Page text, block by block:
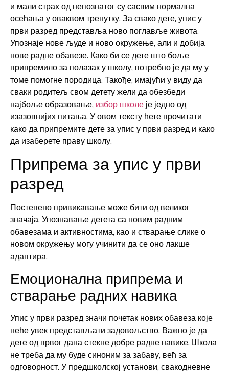
и мали страх од непознатог су сасвим нормална
осећања у оваквом тренутку. За свако дете, упис у
први разред представља ново поглавље живота.
Упознаје нове људе и ново окружење, али и добија
нове радне обавезе. Како би се дете што боље
припремило за полазак у школу, потребно је да му у
томе помогне породица. Такође, имајући у виду да
сваки родитељ свом детету жели да обезбеди
најбоље образовање, избор школе је једно од
изазовнијих питања. У овом тексту ћете прочитати
како да припремите дете за упис у први разред и како
да изаберете праву школу.
Припрема за упис у први
разред
Постепено привикавање може бити од великог
значаја. Упознавање детета са новим радним
обавезама и активностима, као и стварање слике о
новом окружењу могу учинити да се оно лакше
адаптира.
Емоционална припрема и
стварање радних навика
Упис у први разред значи почетак нових обавеза које
неће увек представљати задовољство. Важно је да
дете од првог дана стекне добре радне навике. Школа
не треба да му буде синоним за забаву, већ за
одговорност. У предшколској установи, свакодневне